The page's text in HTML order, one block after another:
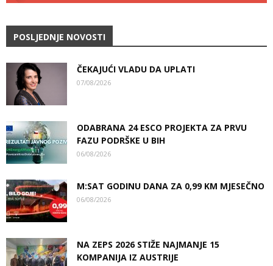
POSLJEDNJE NOVOSTI
ČEKAJUĆI VLADU DA UPLATI
07/08/2026
ODABRANA 24 ESCO PROJEKTA ZA PRVU
FAZU PODRŠKE U BIH
06/08/2026
M:SAT GODINU DANA ZA 0,99 KM MJESEČNO
06/08/2026
NA ZEPS 2026 STIŽE NAJMANJE 15
KOMPANIJA IZ AUSTRIJE